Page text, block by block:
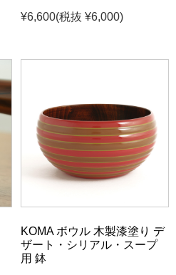
¥6,600(税抜 ¥6,000)
KOMA ボウル 木製漆塗り デ
ザート・シリアル・スープ
用 鉢